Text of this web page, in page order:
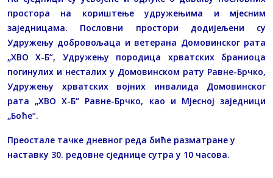
простора на кориштење удружењима и мјесним
заједницама. Пословни простори додијељени су
Удружењу добровољаца и ветерана Домовинског рата
„ХВО Х-Б“, Удружењу породица хрватских браниоца
погинулих и несталих у Домовинском рату Равне-Брчко,
Удружењу хрватских војних инвалида Домовинског
рата „ХВО Х-Б“ Равне-Брчко, као и Мјесној заједници
„Боће“.
Преостале тачке дневног реда биће разматране у
наставку 30. редовне сједнице сутра у 10 часова.